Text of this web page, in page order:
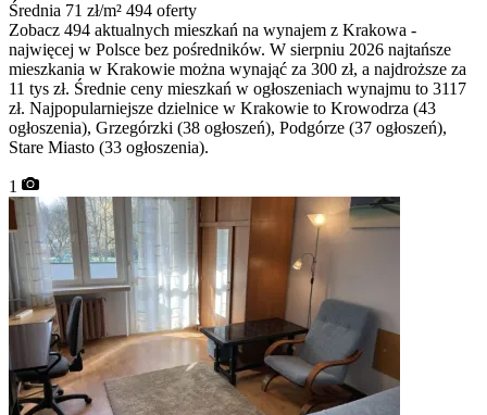
Średnia 71 zł/m² 494 oferty
Zobacz 494 aktualnych mieszkań na wynajem z Krakowa -
najwięcej w Polsce bez pośredników. W sierpniu 2026 najtańsze
mieszkania w Krakowie można wynająć za 300 zł, a najdroższe za
11 tys zł. Średnie ceny mieszkań w ogłoszeniach wynajmu to 3117
zł. Najpopularniejsze dzielnice w Krakowie to Krowodrza (43
ogłoszenia), Grzegórzki (38 ogłoszeń), Podgórze (37 ogłoszeń),
Stare Miasto (33 ogłoszenia).
1